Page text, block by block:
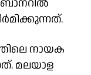
നായക
മലയാള